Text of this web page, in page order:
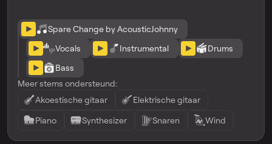
Spare Change by AcousticJohnny
Vocals
Instrumental
Drums
Bass
Meer stems ondersteund:
Akoestische gitaar
Elektrische gitaar
Piano
Synthesizer Snaren Wind